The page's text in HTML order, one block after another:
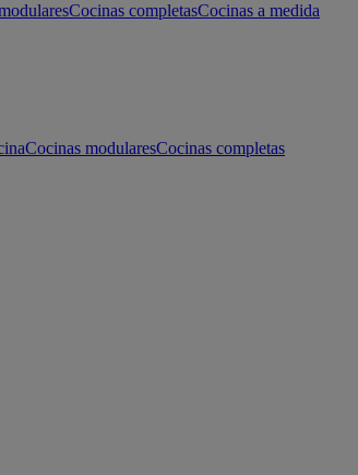
Cocinas completasCocinas a medida
Cocinas modularesCocinas completas